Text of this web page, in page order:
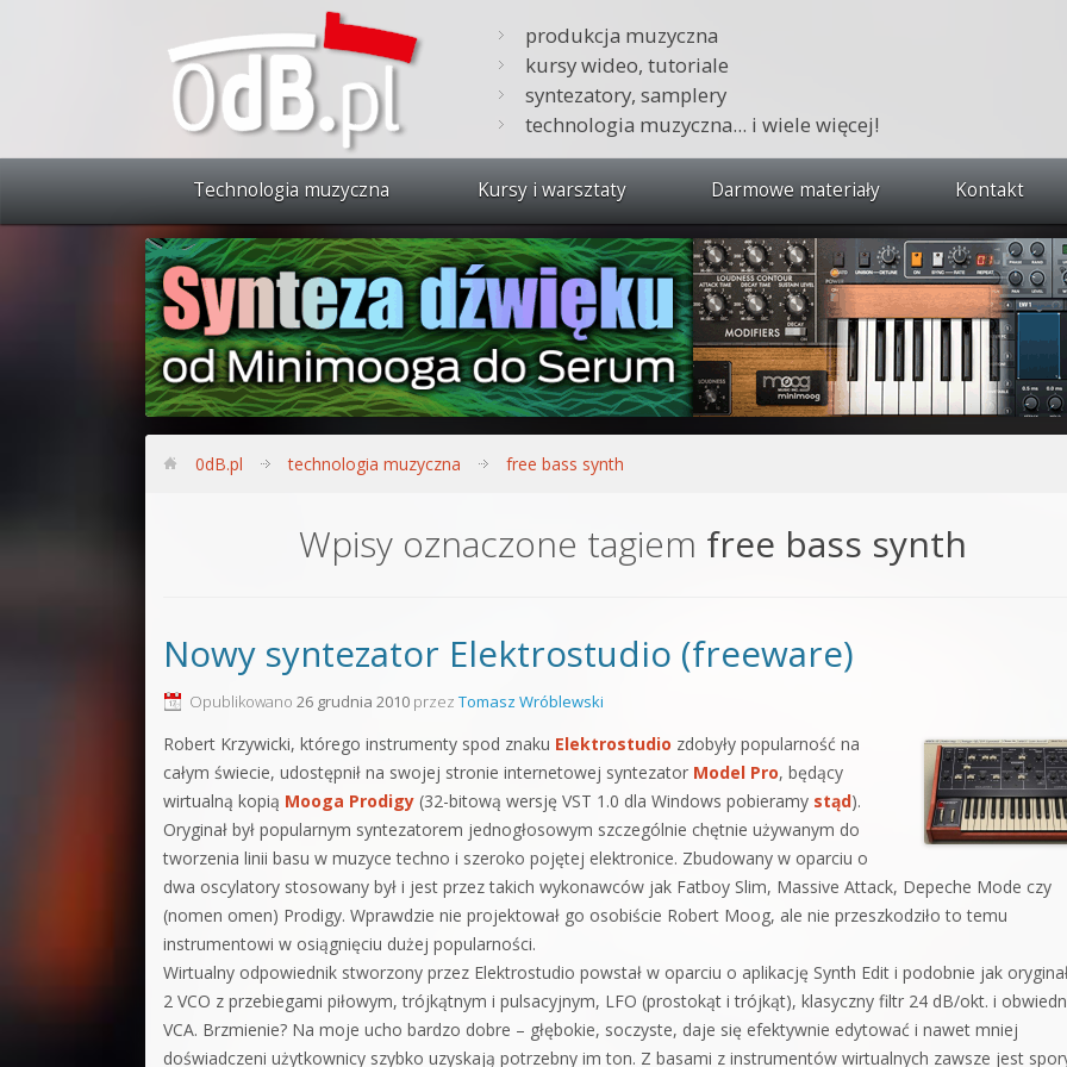
produkcja muzyczna
kursy wideo, tutoriale
syntezatory, samplery
technologia muzyczna... i wiele więcej!
Technologia muzyczna Kursy i warsztaty
Zobacz wszystkie kursy i warsztaty
Synteza dźwięku 🔥
Produkcja muzyczna w praktyce
Bitwig Studio od podstaw
Sound Forge od podstaw
Kontakt 5 Kompendium
Pakiety
Darmowe materiały Kontakt
0dB.pl technologia muzyczna free bass synth
Wpisy oznaczone tagiem free bass synth
Nowy syntezator Elektrostudio (freeware)
Opublikowano 26 grudnia 2010 przez Tomasz Wróblewski
Robert Krzywicki, którego instrumenty spod znaku Elektrostudio zdobyły popularność na
całym świecie, udostępnił na swojej stronie internetowej syntezator Model Pro, będący
wirtualną kopią Mooga Prodigy (32-bitową wersję VST 1.0 dla Windows pobieramy stąd).
Oryginał był popularnym syntezatorem jednogłosowym szczególnie chętnie używanym do
tworzenia linii basu w muzyce techno i szeroko pojętej elektronice. Zbudowany w oparciu o
dwa oscylatory stosowany był i jest przez takich wykonawców jak Fatboy Slim, Massive Attack, Depeche Mode czy
(nomen omen) Prodigy. Wprawdzie nie projektował go osobiście Robert Moog, ale nie przeszkodziło to temu
instrumentowi w osiągnięciu dużej popularności.
Wirtualny odpowiednik stworzony przez Elektrostudio powstał w oparciu o aplikację Synth Edit i podobnie jak
2 VCO z przebiegami piłowym, trójkątnym i pulsacyjnym, LFO (prostokąt i trójkąt), klasyczny filtr 24 dB/okt. i
VCA. Brzmienie? Na moje ucho bardzo dobre – głębokie, soczyste, daje się efektywnie edytować i nawet mniej
doświadczeni użytkownicy szybko uzyskają potrzebny im ton. Z basami z instrumentów wirtualnych zawsze jest